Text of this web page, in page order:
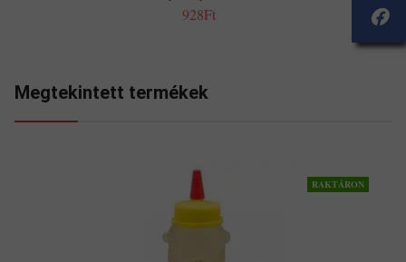
928Ft
Megtekintett termékek
RAKTÁRON